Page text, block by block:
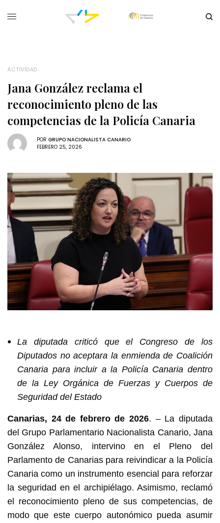
ACTIVIDAD
Jana González reclama el
reconocimiento pleno de las
competencias de la Policía Canaria
POR GRUPO NACIONALISTA CANARIO
FEBRERO 25, 2026
La diputada criticó que el Congreso de los
Diputados no aceptara la enmienda de Coalición
Canaria para incluir a la Policía Canaria dentro
de la Ley Orgánica de Fuerzas y Cuerpos de
Seguridad del Estado
Canarias, 24 de febrero de 2026. – La diputada
del Grupo Parlamentario Nacionalista Canario, Jana
González Alonso, intervino en el Pleno del
Parlamento de Canarias para reivindicar a la Policía
Canaria como un instrumento esencial para reforzar
la seguridad en el archipiélago. Asimismo, reclamó
el reconocimiento pleno de sus competencias, de
modo que este cuerpo autonómico pueda asumir